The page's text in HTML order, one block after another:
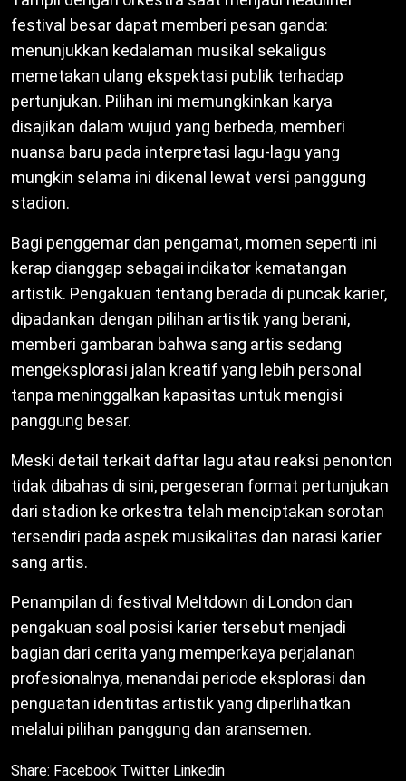
festival besar dapat memberi pesan ganda:
menunjukkan kedalaman musikal sekaligus
memetakan ulang ekspektasi publik terhadap
pertunjukan. Pilihan ini memungkinkan karya
disajikan dalam wujud yang berbeda, memberi
nuansa baru pada interpretasi lagu-lagu yang
mungkin selama ini dikenal lewat versi panggung
stadion.
Bagi penggemar dan pengamat, momen seperti ini
kerap dianggap sebagai indikator kematangan
artistik. Pengakuan tentang berada di puncak karier,
dipadankan dengan pilihan artistik yang berani,
memberi gambaran bahwa sang artis sedang
mengeksplorasi jalan kreatif yang lebih personal
tanpa meninggalkan kapasitas untuk mengisi
panggung besar.
Meski detail terkait daftar lagu atau reaksi penonton
tidak dibahas di sini, pergeseran format pertunjukan
dari stadion ke orkestra telah menciptakan sorotan
tersendiri pada aspek musikalitas dan narasi karier
sang artis.
Penampilan di festival Meltdown di London dan
pengakuan soal posisi karier tersebut menjadi
bagian dari cerita yang memperkaya perjalanan
profesionalnya, menandai periode eksplorasi dan
penguatan identitas artistik yang diperlihatkan
melalui pilihan panggung dan aransemen.
Share: Facebook Twitter Linkedin